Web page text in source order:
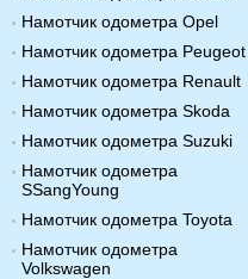
Намотчик одометра Opel
Намотчик одометра Peugeot
Намотчик одометра Renault
Намотчик одометра Skoda
Намотчик одометра Suzuki
Намотчик одометра
SSangYoung
Намотчик одометра Toyota
Намотчик одометра
Volkswagen